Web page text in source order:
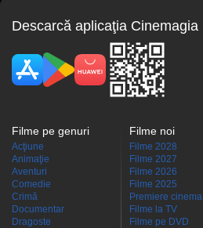
Descarcă aplicaţia Cinemagia
Filme pe genuri
Acţiune
Animaţie
Aventuri
Comedie
Crimă
Documentar
Dragoste
Filme noi
Filme 2028
Filme 2027
Filme 2026
Filme 2025
Premiere cinema
Filme la TV
Filme pe DVD